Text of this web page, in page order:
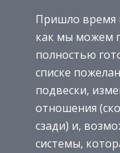
Пришло время
как мы можем
полностью
списке
подвески,
отношения
сзади) и,
системы,